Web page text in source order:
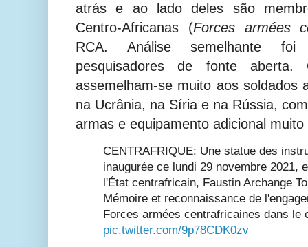
atrás e ao lado deles são
Centro-Africanas (Forces armées
RCA.Análise semelhante
pesquisadores de fonte aberta.
assemelham-se muito aos soldados
na Ucrânia, na Síria e na Rússia,
armas e equipamento adicional
CENTRAFRIQUE: Une statue des
inaugurée ce lundi 29 novembre 2021,
l'État centrafricain, Faustin Archange
Mémoire et reconnaissance de
Forces armées centrafricaines dans le
pic.twitter.com/9p78CDK0zv